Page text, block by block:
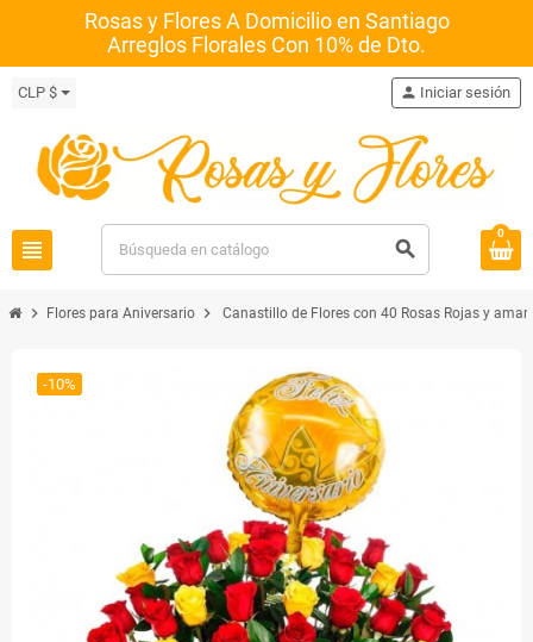
Rosas y Flores A Domicilio en Santiago
Arreglos Florales Con 10% de Dto.
CLP $
view_headline search
person Iniciar sesión
0
chevron_right Flores para Aniversario chevron_right Canastillo de Flores con 40 Rosas Rojas y
-10%